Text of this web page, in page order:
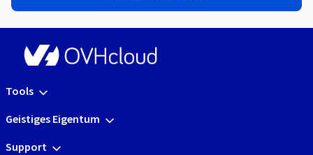
Tools
Geistiges Eigentum
Support